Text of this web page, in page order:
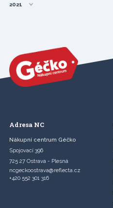
2021
Adresa NC
Nákupní centrum Géčko
Spojovací 396
725 27 Ostrava - Plesná
ncgeckoostrava@reflecta.cz
+420 552 301 316